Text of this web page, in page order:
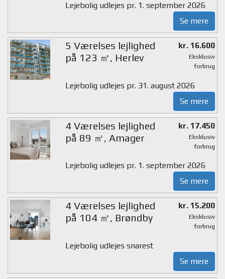
Lejebolig udlejes pr. 1. september 2026
Se mere
5 Værelses lejlighed
på 123 ㎡, Herlev
kr. 16.600
Eksklusiv
forbrug
Lejebolig udlejes pr. 31. august 2026
Se mere
4 Værelses lejlighed
på 89 ㎡, Amager
kr. 17.450
Eksklusiv
forbrug
Lejebolig udlejes pr. 1. september 2026
Se mere
4 Værelses lejlighed
på 104 ㎡, Brøndby
kr. 15.200
Eksklusiv
forbrug
Lejebolig udlejes snarest
Se mere